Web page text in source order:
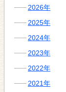
2026年
2025年
2024年
2023年
2022年
2021年